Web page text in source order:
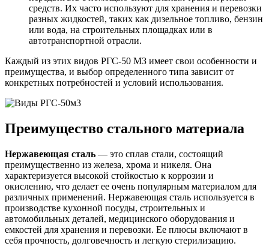
средств. Их часто используют для хранения и перевозки
разных жидкостей, таких как дизельное топливо, бензин
или вода, на строительных площадках или в
автотранспортной отрасли.
Каждый из этих видов РГС-50 МЗ имеет свои особенности и
преимущества, и выбор определенного типа зависит от
конкретных потребностей и условий использования.
Преимущество стального материала
Нержавеющая сталь — это сплав стали, состоящий
преимущественно из железа, хрома и никеля. Она
характеризуется высокой стойкостью к коррозии и
окислению, что делает ее очень популярным материалом для
различных применений. Нержавеющая сталь используется в
производстве кухонной посуды, строительных и
автомобильных деталей, медицинского оборудования и
емкостей для хранения и перевозки. Ее плюсы включают в
себя прочность, долговечность и легкую стерилизацию.